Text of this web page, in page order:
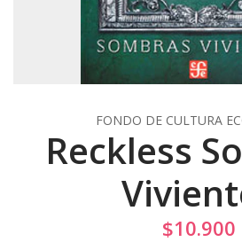
FONDO DE CULTURA
Reckless
$10.900